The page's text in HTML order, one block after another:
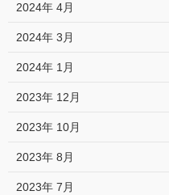
2024年 4月
2024年 3月
2024年 1月
2023年 12月
2023年 10月
2023年 8月
2023年 7月